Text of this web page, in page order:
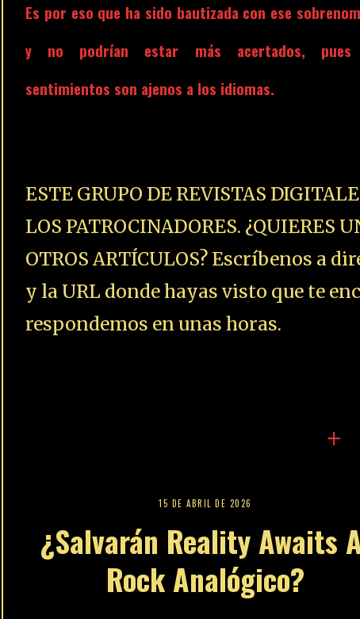
Es por eso que ha sido bautizada con ese
y no podrían estar más acertados,
sentimientos son ajenos a los idiomas.
ESTE GRUPO DE REVISTAS
LOS PATROCINADORES. ¿QUIERES
OTROS ARTÍCULOS? Escríbenos a
y la URL donde hayas visto que te
respondemos en unas horas.
+
15 DE ABRIL DE 2026
¿Salvarán Reality Awaits
Rock Analógico?